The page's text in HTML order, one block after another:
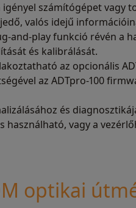
igényel számítógépet vagy
valós idejű
and-play funkció révén a
és kalibrálását.
az opcionális
az ADTpro-100
és
használható, vagy a
optikai